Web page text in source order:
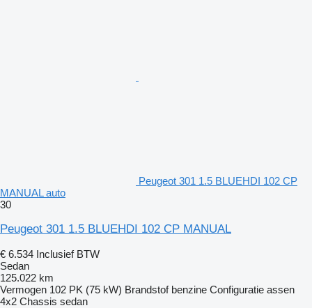
Peugeot 301 1.5 BLUEHDI 102 CP
MANUAL auto
30
Peugeot 301 1.5 BLUEHDI 102 CP MANUAL
€ 6.534 Inclusief BTW
Sedan
125.022 km
Vermogen 102 PK (75 kW) Brandstof benzine Configuratie assen
4x2 Chassis sedan